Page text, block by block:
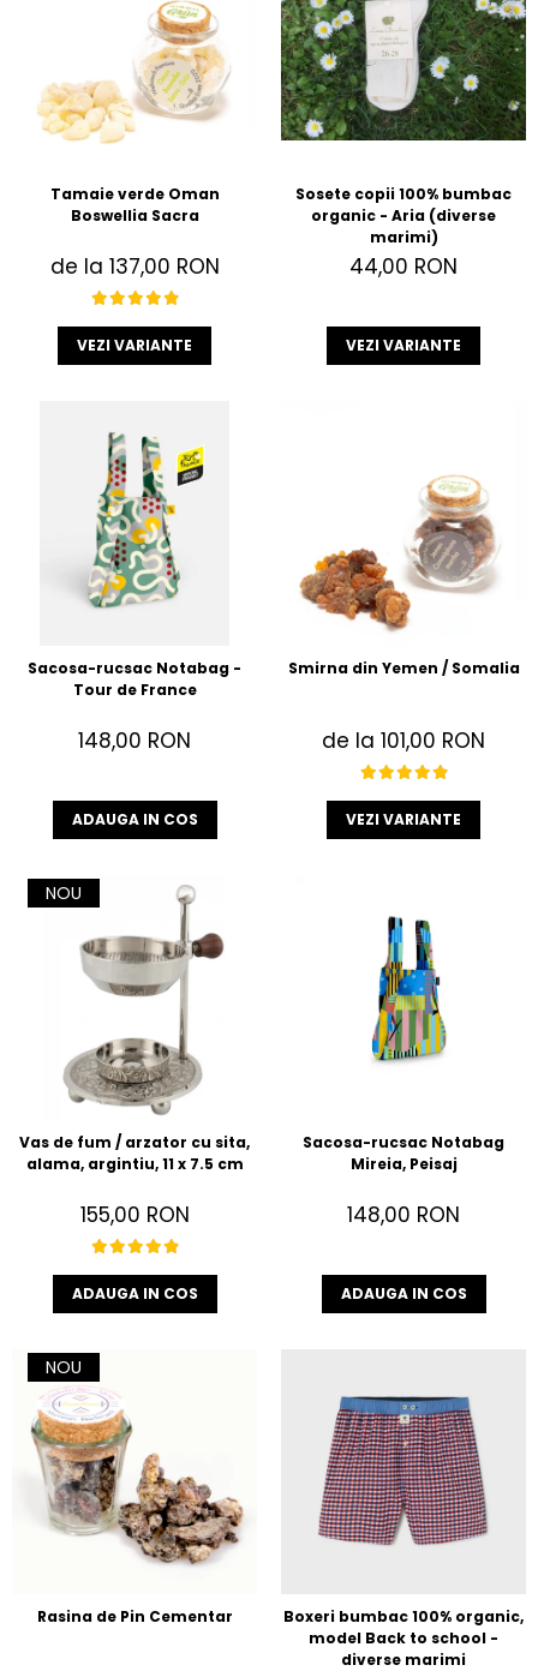
Imbracaminte
Produse pentru casa
Accesorii
Idei pentru casa
Prosoape bucatarie
Tamaie verde Oman
Boswellia Sacra
de la 137,00 RON
VEZI VARIANTE
Sosete copii 100% bumbac
organic - Aria (diverse
marimi)
44,00 RON
VEZI VARIANTE
Sacosa-rucsac Notabag -
Tour de France
148,00 RON
ADAUGA IN COS
Smirna din Yemen / Somalia
de la 101,00 RON
VEZI VARIANTE
NOU
Vas de fum / arzator cu sita,
alama, argintiu, 11 x 7.5 cm
155,00 RON
ADAUGA IN COS
Sacosa-rucsac Notabag
Mireia, Peisaj
148,00 RON
ADAUGA IN COS
NOU
Rasina de Pin Cementar
Boxeri bumbac 100% organic,
model Back to school -
diverse marimi